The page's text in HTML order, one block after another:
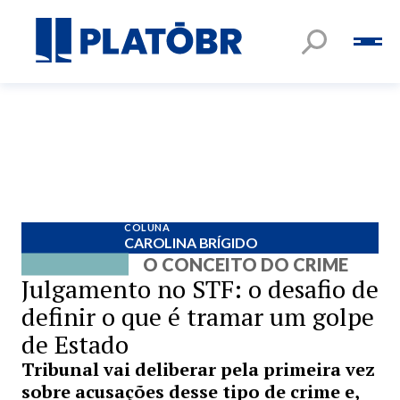
COLUNA
CAROLINA BRÍGIDO
O CONCEITO DO CRIME
Julgamento no STF: o desafio de
definir o que é tramar um golpe
de Estado
Tribunal vai deliberar pela primeira vez
sobre acusações desse tipo de crime e,